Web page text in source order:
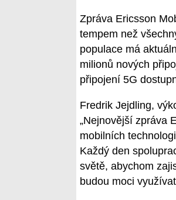
Zpráva Ericsson
tempem než
populace má
milionů nových
připojení 5G
Fredrik Jejdling,
„Nejnovější zpráva
mobilních
Každý den
světě, abychom
budou moci